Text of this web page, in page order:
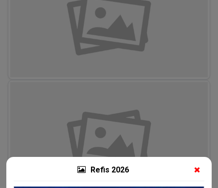
Refis 2026